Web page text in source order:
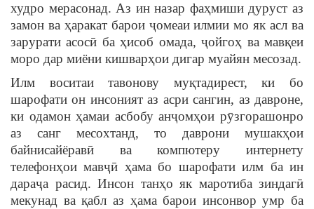
худро мерасонад. Аз ин назар фаҳмиши дуруст аз
замон ва ҳаракат барои ҷомеаи илмии мо як асл ва
зарурати асосӣ ба ҳисоб омада, ҷойгоҳ ва мавқеи
моро дар миёни кишварҳои дигар муайян месозад.
Илм воситаи тавонову муқтадирест, ки бо
шарофати он инсоният аз асри сангин, аз давроне,
ки одамон ҳамаи асбобу анҷомҳои рӯзгорашонро
аз санг месохтанд, то даврони мушакҳои
байнисайёравӣ ва компютеру интернету
телефонҳои мавҷӣ ҳама бо шарофати илм ба ин
дараҷа расид. Инсон танҳо як маротиба зиндагӣ
мекунад ва қабл аз ҳама барои инсонвор умр ба